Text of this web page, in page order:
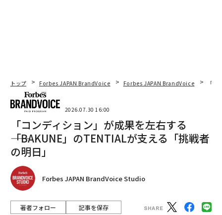
トップ Forbes JAPAN BrandVoice Forbes JAPAN BrandVoice 「
2026.07.30 16:00
「コンディション」が成果を左右する
――「BAKUNE」のTENTIALが支える「挑戦者
の明日」
Forbes JAPAN BrandVoice Studio
著者フォロー 記事を保存